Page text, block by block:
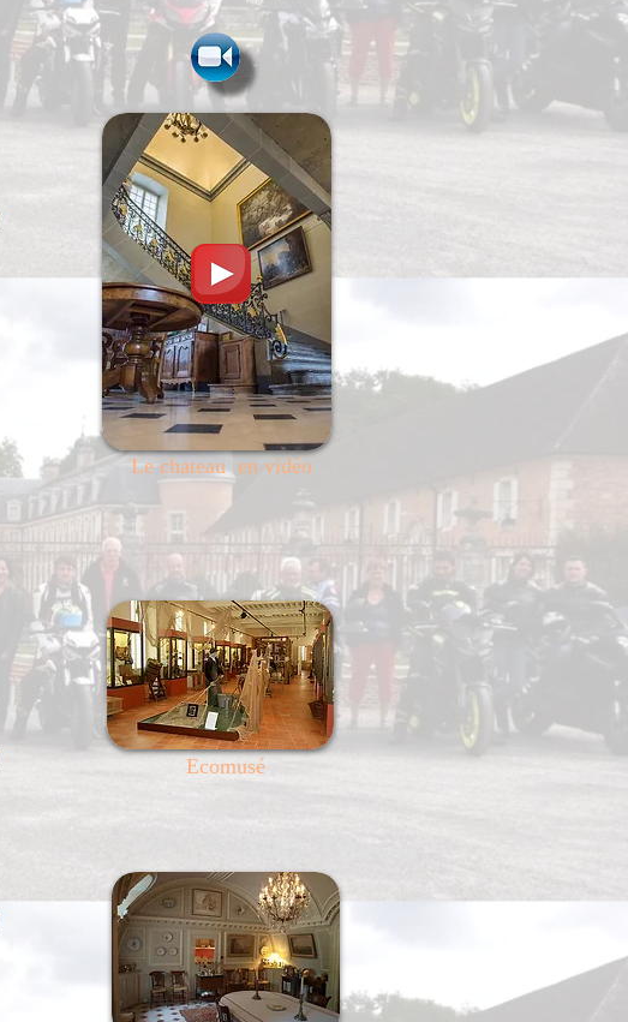
Le chateau en vidéo
Ecomusé